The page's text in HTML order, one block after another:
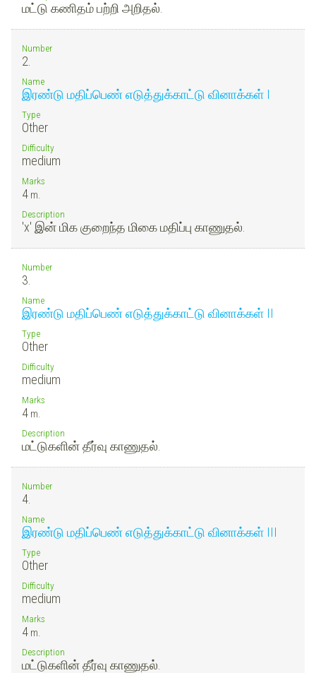
மட்டு கணிதம் பற்றி அறிதல்.
Number
2.
Name
இரண்டு மதிப்பெண் எடுத்துக்காட்டு வினாக்கள் I
Type
Other
Difficulty
medium
Marks
4 m.
Description
'x' இன் மிக குறைந்த மிகை மதிப்பு காணுதல்.
Number
3.
Name
இரண்டு மதிப்பெண் எடுத்துக்காட்டு வினாக்கள் II
Type
Other
Difficulty
medium
Marks
4 m.
Description
மட்டுகளின் தீர்வு காணுதல்.
Number
4.
Name
இரண்டு மதிப்பெண் எடுத்துக்காட்டு வினாக்கள் III
Type
Other
Difficulty
medium
Marks
4 m.
Description
மட்டுகளின் தீர்வு காணுதல்.